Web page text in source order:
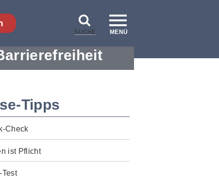
SUCHE MENÜ
Tipps
Check
ist Pflicht
Test